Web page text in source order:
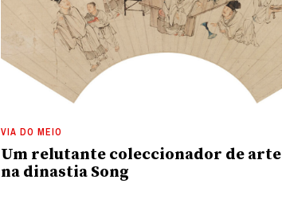
VIA DO MEIO
Um relutante coleccionador de arte
na dinastia Song